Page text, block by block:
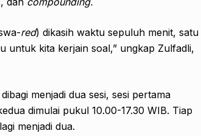
red) dikasih waktu sepuluh menit, satu
untuk kita kerjain soal,” ungkap Zulfadli,
menjadi dua sesi, sesi pertama
dimulai pukul 10.00-17.30 WIB. Tiap
menjadi dua.